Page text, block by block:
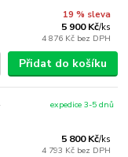
19 % sleva
5 900 Kč/ks
4 876 Kč bez DPH
Přidat do košíku
5 800 Kč/ks
4 793 Kč bez DPH
expedice 3-5 dnů